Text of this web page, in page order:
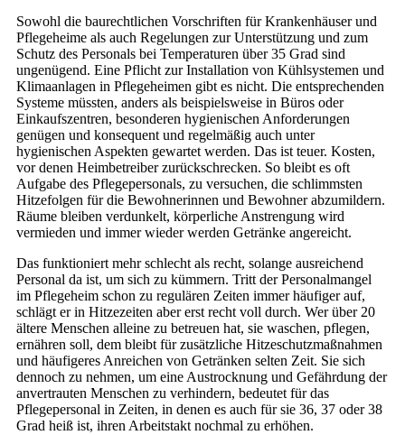
Sowohl die baurechtlichen Vorschriften für Krankenhäuser und
Pflegeheime als auch Regelungen zur Unterstützung und zum
Schutz des Personals bei Temperaturen über 35 Grad sind
ungenügend. Eine Pflicht zur Installation von Kühlsystemen und
Klimaanlagen in Pflegeheimen gibt es nicht. Die entsprechenden
Systeme müssten, anders als beispielsweise in Büros oder
Einkaufszentren, besonderen hygienischen Anforderungen
genügen und konsequent und regelmäßig auch unter
hygienischen Aspekten gewartet werden. Das ist teuer. Kosten,
vor denen Heimbetreiber zurückschrecken. So bleibt es oft
Aufgabe des Pflegepersonals, zu versuchen, die schlimmsten
Hitzefolgen für die Bewohnerinnen und Bewohner abzumildern.
Räume bleiben verdunkelt, körperliche Anstrengung wird
vermieden und immer wieder werden Getränke angereicht.
Das funktioniert mehr schlecht als recht, solange ausreichend
Personal da ist, um sich zu kümmern. Tritt der Personalmangel
im Pflegeheim schon zu regulären Zeiten immer häufiger auf,
schlägt er in Hitzezeiten aber erst recht voll durch. Wer über 20
ältere Menschen alleine zu betreuen hat, sie waschen, pflegen,
ernähren soll, dem bleibt für zusätzliche Hitzeschutzmaßnahmen
und häufigeres Anreichen von Getränken selten Zeit. Sie sich
dennoch zu nehmen, um eine Austrocknung und Gefährdung der
anvertrauten Menschen zu verhindern, bedeutet für das
Pflegepersonal in Zeiten, in denen es auch für sie 36, 37 oder 38
Grad heiß ist, ihren Arbeitstakt nochmal zu erhöhen.